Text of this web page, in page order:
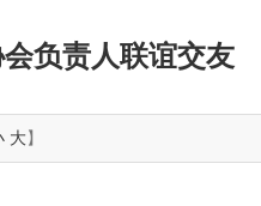
负责人联谊交友
大】